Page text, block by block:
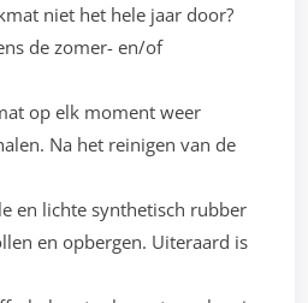
niet het hele jaar door?
de zomer- en/of
op elk moment weer
Na het reinigen van de
en lichte synthetisch rubber
en opbergen. Uiteraard is